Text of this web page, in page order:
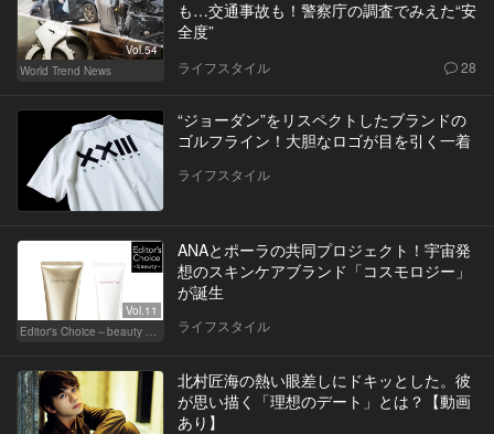
Vol.54
World Trend News
も…交通事故も！警察庁の調査でみえた“安
全度”
ライフスタイル 28
“ジョーダン”をリスペクトしたブランドの
ゴルフライン！大胆なロゴが目を引く一着
ライフスタイル
Vol.11
Editor's Choice～beauty & wellness～
ANAとポーラの共同プロジェクト！宇宙発
想のスキンケアブランド「コスモロジー」
が誕生
ライフスタイル
北村匠海の熱い眼差しにドキッとした。彼
が思い描く「理想のデート」とは？【動画
あり】